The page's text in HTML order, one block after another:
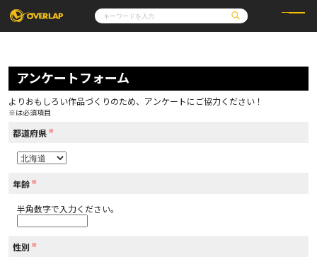
コミック
コミックガルド
コミッククリエ
LiQulle
ラブパルフェ
ライトノベル
ロサージュノベルス
その他
コミックエッセイ
通販・NEWS
OVERLAP STORE
アクセス
オーバーラップホールディングス
アンケートフォーム
よりおもしろい作品づくりのため、アンケートにご協力ください！
※は必須項目
都道府県 ※
年齢 ※
半角数字で入力ください。
性別 ※